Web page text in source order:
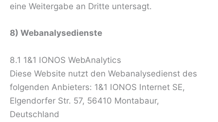
eine Weitergabe an Dritte untersagt.
8) Webanalysedienste
8.1 1&1 IONOS WebAnalytics
Diese Website nutzt den Webanalysedienst des
folgenden Anbieters: 1&1 IONOS Internet SE,
Elgendorfer Str. 57, 56410 Montabaur,
Deutschland